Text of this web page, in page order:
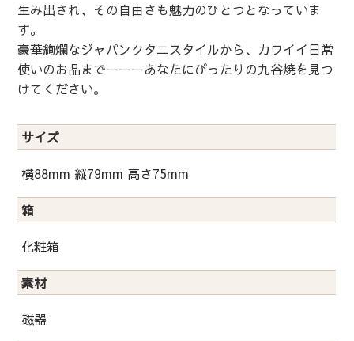
生み出され、その自由さも魅力のひとつとなっていま
す。
豪華絢爛なジャパンクタニスタイルから、カワイイ日常
使いのお品までーーーあなたにぴったりの九谷焼を見つ
けてください。
サイズ
横88mm 縦79mm 高さ75mm
箱
化粧箱
素材
磁器